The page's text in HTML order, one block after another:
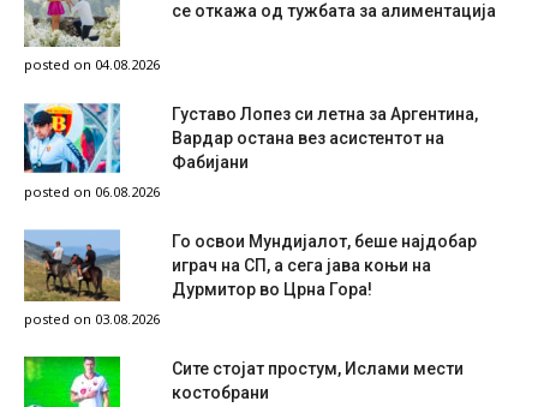
се откажа од тужбата за алиментација
posted on 04.08.2026
Густаво Лопез си летна за Аргентина,
Вардар остана вез асистентот на
Фабијани
posted on 06.08.2026
Го освои Мундијалот, беше најдобар
играч на СП, а сега јава коњи на
Дурмитор во Црна Гора!
posted on 03.08.2026
Сите стојат простум, Ислами мести
костобрани